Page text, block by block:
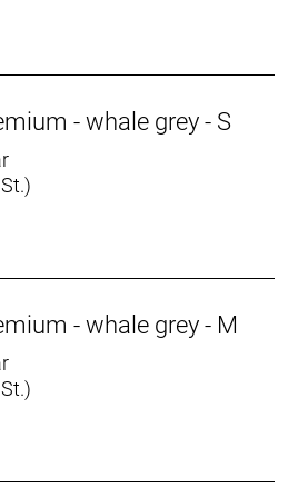
Reifen ausgestattet – für lange
das du wählst.
können ohne
Carbon, Endurance geometry,
Hanger, Internal cable
Dura-Ace RD-R9250, 24 Speed
Dura-Ace ST-R9270, Dual
Shift System
Ace FD-R9250, Electronic
- whale grey - S
- whale grey - M